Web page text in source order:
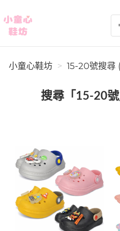
小童心鞋坊
小童心鞋坊 15-20號搜尋
搜尋「15-20